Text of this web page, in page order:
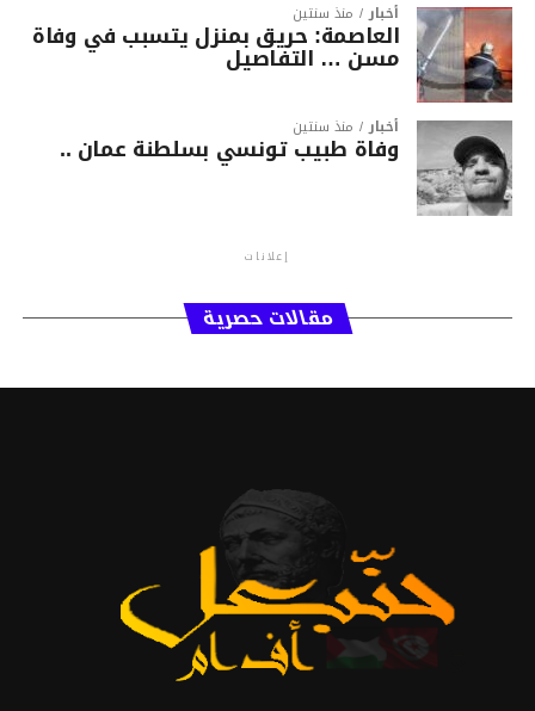
أخبار منذ سنتين
العاصمة: حريق بمنزل يتسبب في وفاة
مسن … التفاصيل
أخبار منذ سنتين
وفاة طبيب تونسي بسلطنة عمان ..
إعلانات
مقالات حصرية